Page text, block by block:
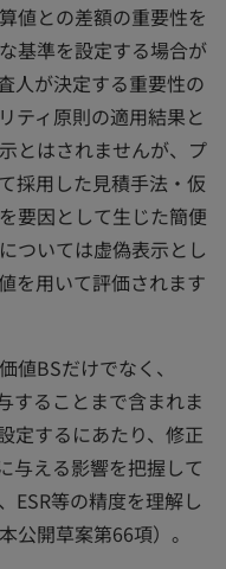
値との差額の重要性を
基準を設定する場合が
人が決定する重要性の
ティ原則の適用結果と
とはされませんが、プ
採用した見積手法・仮
要因として生じた簡便
ついては虚偽表示とし
を用いて評価されます
値BSだけでなく、
することまで含まれま
定するにあたり、修正
与える影響を把握して
ESR等の精度を理解し
公開草案第66項）。